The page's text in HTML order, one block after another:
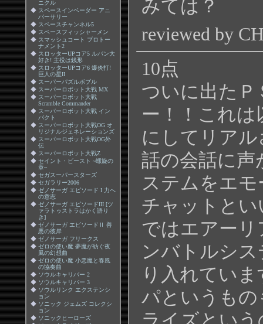
ニクル
◆ スペースインベーダー アニ
バーサリー
◆ スペースチャンネル5
◆ スペースフィッシャーメン
◆ スマッシュコート プロトー
ナメント2
◆ スロッターUPコア5 ルパン大
好き! 主役は銭形
◆ スロッターUPコア6 爆炎打!
巨人の星II
◆ スーパーパズルボブル
◆ スーパーロボット大戦 MX
◆ スーパーロボット大戦
Scramble Commander
◆ スーパーロボット大戦 イン
パクト
◆ スーパーロボット大戦OG オ
リジナルジェネレーションズ
◆ スーパーロボット大戦OG外
伝
◆ スーパーロボット大戦Z
◆ セイント・ビースト ~螺旋の
章~
◆ セガスーパースターズ
◆ セガラリー2006
◆ ゼノサーガ エピソード I 力へ
の意志
◆ ゼノサーガ エピソードIII [ツ
ァラトゥストラはかく語り
き]
◆ ゼノサーガ エピソードⅡ 善
悪の彼岸
◆ ゼノサーガ フリークス
◆ ゼロの使い魔 夢魔が紡ぐ夜
風の幻想曲
◆ ゼロの使い魔 小悪魔と春風
の協奏曲
◆ ソウルキャリバー 2
◆ ソウルキャリバー 3
◆ ソウルリンク エクステンシ
ョン
◆ ソニック ジェムズ コレクシ
ョン
◆ ソニックヒーローズ
みては？
reviewed by
10点
ついに出た
ー！！これ
にしてリア
話の会話に声
ステムをエ
チャットと
ではエアー
ンバトルシ
り入れてい
パというも